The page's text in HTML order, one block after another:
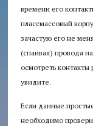
времени его
плассмассовый
зачастую его не
(спаивая) провода
осмотреть
увидите.
Если данные
необходимо